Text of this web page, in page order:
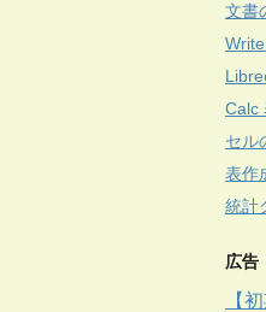
文書
Calc
セル
表作
統計
広告
【